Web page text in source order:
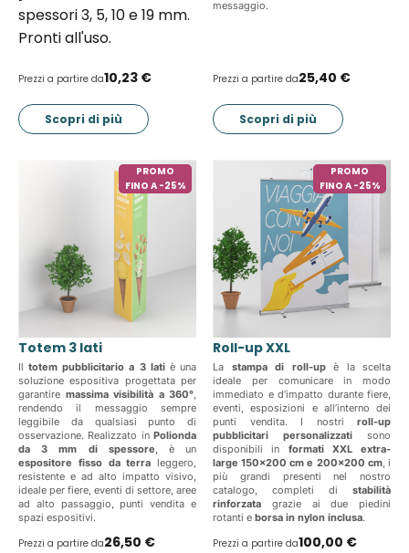
spessori 3, 5, 10 e 19 mm.
Pronti all'uso.
Prezzi a partire da10,23 €
Scopri di più
messaggio.
Prezzi a partire da25,40 €
Scopri di più
PROMO
FINO A -25%
Totem 3 lati
Iltotem pubblicitario a 3 latiè una
soluzione espositiva progettata per
garantire massima visibilità a 360°,
rendendo il messaggio sempre
leggibile da qualsiasi punto di
osservazione. Realizzato in Polionda
da 3 mm di spessore, è un
espositore fisso da terra leggero,
resistente e ad alto impatto visivo,
ideale per fiere, eventi di settore, aree
ad alto passaggio, punti vendita e
spazi espositivi.
Prezzi a partire da26,50 €
PROMO
FINO A -25%
Roll-up XXL
La stampa di roll-upè la scelta
ideale per comunicare in modo
immediato e d’impatto durante fiere,
eventi, esposizioni e all’interno dei
punti vendita. I nostri roll-up
pubblicitari personalizzati sono
disponibili in formati XXL extra-
large 150x200 cm e 200x200 cm, i
più grandi presenti nel nostro
catalogo, completi di stabilità
rinforzata grazie ai due piedini
rotanti e borsa in nylon inclusa.
Prezzi a partire da100,00 €